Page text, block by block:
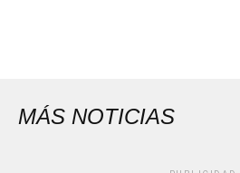
MÁS NOTICIAS